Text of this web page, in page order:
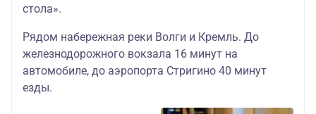
стола».
Рядом набережная реки Волги и Кремль. До
железнодорожного вокзала 16 минут на
автомобиле, до аэропорта Стригино 40 минут
езды.